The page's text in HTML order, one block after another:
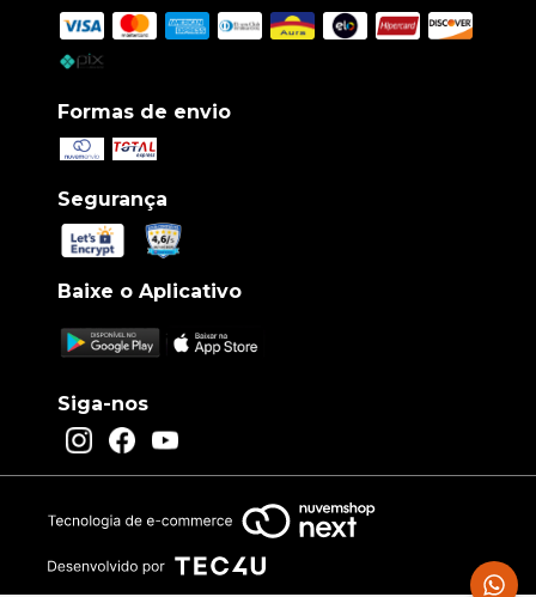
Formas de envio
Segurança
Baixe o Aplicativo
Siga-nos